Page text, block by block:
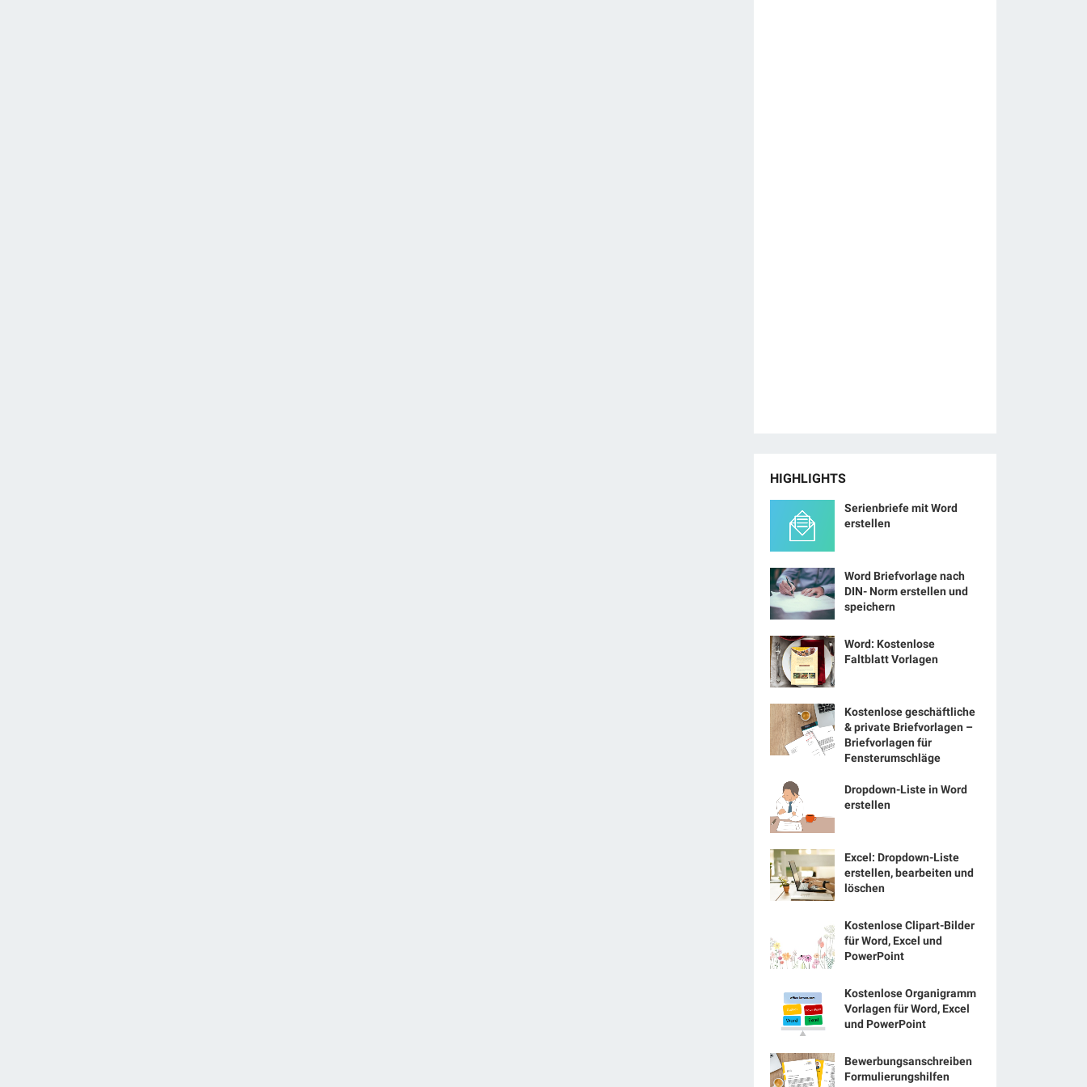
HIGHLIGHTS
Serienbriefe mit Word
erstellen
Word Briefvorlage nach
DIN- Norm erstellen und
speichern
Word: Kostenlose
Faltblatt Vorlagen
Kostenlose geschäftliche
& private Briefvorlagen –
Briefvorlagen für
Fensterumschläge
Dropdown-Liste in Word
erstellen
Excel: Dropdown-Liste
erstellen, bearbeiten und
löschen
Kostenlose Clipart-Bilder
für Word, Excel und
PowerPoint
Kostenlose Organigramm
Vorlagen für Word, Excel
und PowerPoint
Bewerbungsanschreiben
Formulierungshilfen